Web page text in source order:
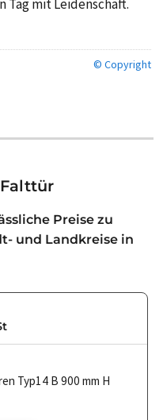
mit Leidenschaft.
© Copyright
Preise zu
und Landkreise in
Typ14 B 900 mm H